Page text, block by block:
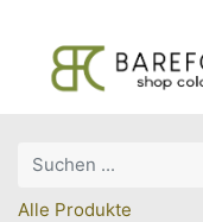
Alle Produkte